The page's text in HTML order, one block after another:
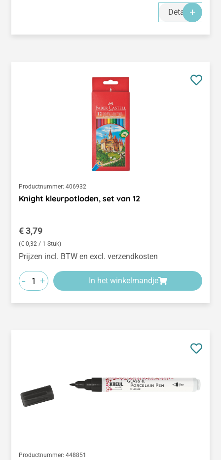
Details
Productnummer: 406932
Knight kleurpotloden, set van 12
Normale prijs:
€ 3,79
(€ 0,32 / 1 Stuk)
Prijzen incl. BTW en excl. verzendkosten
- + In het winkelmandje
Productnummer: 448851